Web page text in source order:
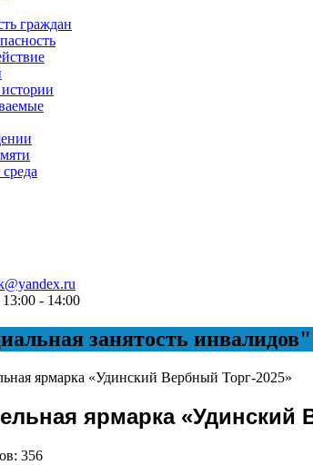
граждан
- 14:00
занятость инвалидов"
ярмарка «Удинский
356